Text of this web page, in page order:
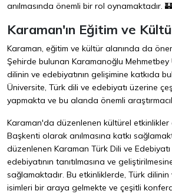
anılmasında önemli bir rol oynamaktadır.
Karaman'ın Eğitim ve
Karaman, eğitim ve kültür alanında da
Şehirde bulunan Karamanoğlu Mehmetbey
dilinin ve edebiyatının gelişimine katkıda
Üniversite, Türk dili ve edebiyatı üzerine
yapmakta ve bu alanda önemli
Karaman'da düzenlenen kültürel etkinlikler
Başkenti olarak anılmasına katkı
düzenlenen Karaman Türk Dili ve
edebiyatının tanıtılmasına ve
sağlamaktadır. Bu etkinliklerde, Türk dilinin
isimleri bir araya gelmekte ve çeşitli